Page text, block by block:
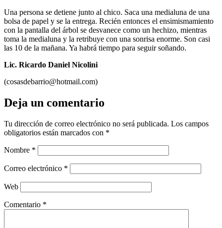
Una persona se detiene junto al chico. Saca una medialuna de una
bolsa de papel y se la entrega. Recién entonces el ensimismamiento
con la pantalla del árbol se desvanece como un hechizo, mientras
toma la medialuna y la retribuye con una sonrisa enorme. Son casi
las 10 de la mañana. Ya habrá tiempo para seguir soñando.
Lic. Ricardo Daniel Nicolini
(cosasdebarrio@hotmail.com)
Deja un comentario
Tu dirección de correo electrónico no será publicada. Los campos
obligatorios están marcados con *
Nombre *
Correo electrónico *
Web
Comentario *